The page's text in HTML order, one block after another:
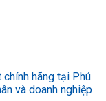
hãng tại Phú
và doanh nghiệp